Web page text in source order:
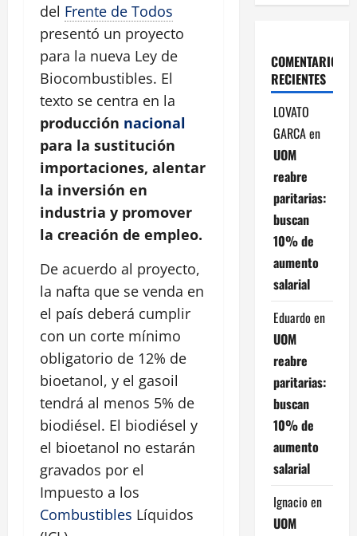
del Frente de Todos
presentó un proyecto
para la nueva Ley de
Biocombustibles. El
texto se centra en la
producción nacional
para la sustitución
importaciones, alentar
la inversión en
industria y promover
la creación de empleo.
De acuerdo al proyecto,
la nafta que se venda en
el país deberá cumplir
con un corte mínimo
obligatorio de 12% de
bioetanol, y el gasoil
tendrá al menos 5% de
biodiésel. El biodiésel y
el bioetanol no estarán
gravados por el
Impuesto a los
Combustibles Líquidos
COMENTARIOS
RECIENTES
LOVATO
GARCAen
UOM
reabre
paritarias:
buscan
10% de
aumento
salarial
Eduardo en
UOM
reabre
paritarias:
buscan
10% de
aumento
salarial
Ignacio en
UOM